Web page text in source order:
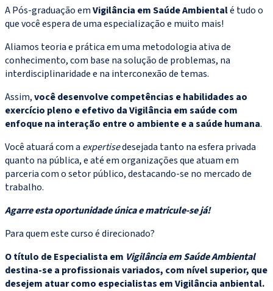
A Pós-graduação emVigilância em Saúde Ambientalé tudo o
que você espera de uma especialização e muito mais!
Aliamos teoria e prática em uma metodologia ativa de
conhecimento, com base na solução de problemas, na
interdisciplinaridade e na interconexão de temas.
Assim,você desenvolve competências e habilidades ao
exercício pleno e efetivo daVigilância em saúde com
enfoque na interação entre o ambiente e a saúde humana.
Você atuará com a expertisedesejada tanto na esfera privada
quanto na pública, e até em organizações que atuam em
parceria com o setor público, destacando-se no mercado de
trabalho.
Agarre esta oportunidade única e matricule-se já!
Para quem este curso é direcionado?
O título de Especialista em Vigilância em Saúde Ambiental
destina-se a profissionais variados, com nível superior, que
desejem atuar como especialistas em Vigilância anbiental.